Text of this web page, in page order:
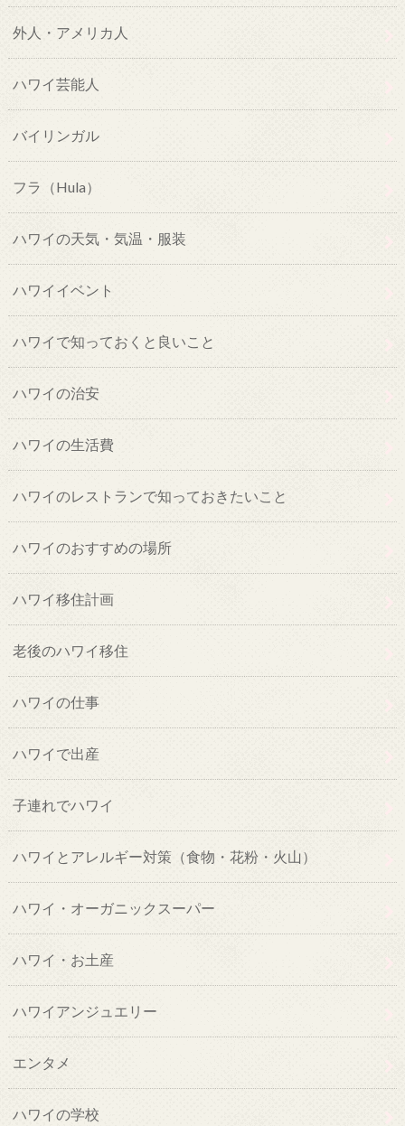
外人・アメリカ人
ハワイ芸能人
バイリンガル
フラ（Hula）
ハワイの天気・気温・服装
ハワイイベント
ハワイで知っておくと良いこと
ハワイの治安
ハワイの生活費
ハワイのレストランで知っておきたいこと
ハワイのおすすめの場所
ハワイ移住計画
老後のハワイ移住
ハワイの仕事
ハワイで出産
子連れでハワイ
ハワイとアレルギー対策（食物・花粉・火山）
ハワイ・オーガニックスーパー
ハワイ・お土産
ハワイアンジュエリー
エンタメ
ハワイの学校